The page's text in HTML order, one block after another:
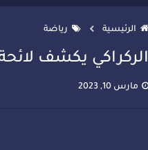
الرئيسية رياضة
الركراكي يكشف لائحة
مارس 10, 2023